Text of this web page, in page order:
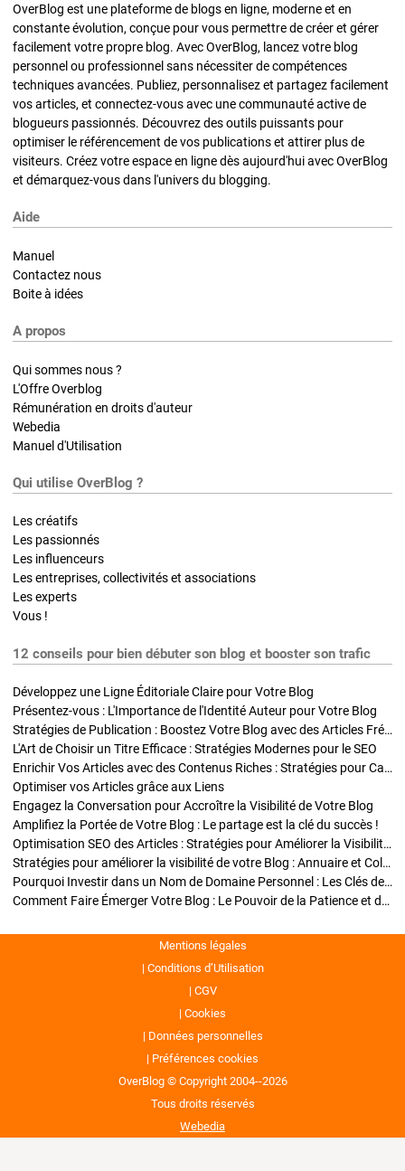
OverBlog est une plateforme de blogs en ligne, moderne et en
constante évolution, conçue pour vous permettre de créer et gérer
facilement votre propre blog. Avec OverBlog, lancez votre blog
personnel ou professionnel sans nécessiter de compétences
techniques avancées. Publiez, personnalisez et partagez facilement
vos articles, et connectez-vous avec une communauté active de
blogueurs passionnés. Découvrez des outils puissants pour
optimiser le référencement de vos publications et attirer plus de
visiteurs. Créez votre espace en ligne dès aujourd'hui avec OverBlog
et démarquez-vous dans l'univers du blogging.
Aide
Manuel
Contactez nous
Boite à idées
A propos
Qui sommes nous ?
L'Offre Overblog
Rémunération en droits d'auteur
Webedia
Manuel d'Utilisation
Qui utilise OverBlog ?
Les créatifs
Les passionnés
Les influenceurs
Les entreprises, collectivités et associations
Les experts
Vous !
12 conseils pour bien débuter son blog et booster son trafic
Développez une Ligne Éditoriale Claire pour Votre Blog
Présentez-vous : L'Importance de l'Identité Auteur pour Votre Blog
Stratégies de Publication : Boostez Votre Blog avec des Articles Fréquents et Exclusifs
L'Art de Choisir un Titre Efficace : Stratégies Modernes pour le SEO
Enrichir Vos Articles avec des Contenus Riches : Stratégies pour Captiver et Optimiser
Optimiser vos Articles grâce aux Liens
Engagez la Conversation pour Accroître la Visibilité de Votre Blog
Amplifiez la Portée de Votre Blog : Le partage est la clé du succès !
Optimisation SEO des Articles : Stratégies pour Améliorer la Visibilité de Votre Blog
Stratégies pour améliorer la visibilité de votre Blog : Annuaire et Collaborations
Pourquoi Investir dans un Nom de Domaine Personnel : Les Clés de la Réussite de Votre Blog
Comment Faire Émerger Votre Blog : Le Pouvoir de la Patience et de la Persévérance
Mentions légales
Conditions d’Utilisation
CGV
Cookies
Données personnelles
Préférences cookies
OverBlog © Copyright 2004--2026
Tous droits réservés
Webedia